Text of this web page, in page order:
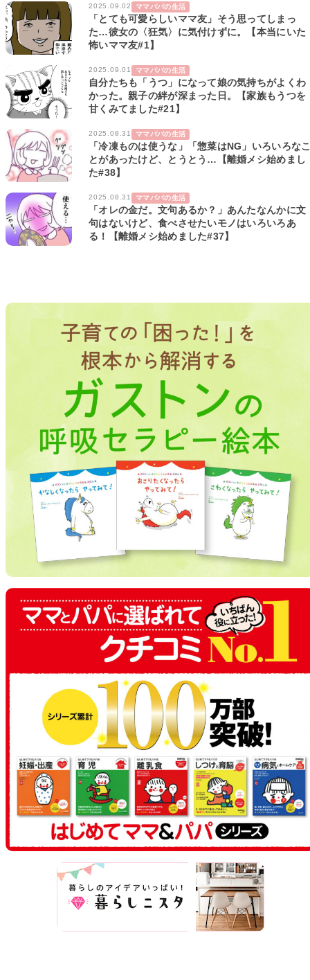
2025.09.02 ママパパの生活
「とても可愛らしいママ友」そう思ってしまっ
た…彼女の〈狂気〉に気付けずに。【本当にいた
怖いママ友#1】
2025.09.01 ママパパの生活
自分たちも「うつ」になって娘の気持ちがよくわ
かった。親子の絆が深まった日。【家族もうつを
甘くみてました#21】
2025.08.31 ママパパの生活
「冷凍ものは使うな」「惣菜はNG」いろいろな
とがあったけど、とうとう…【離婚メシ始めまし
た#38】
2025.08.31 ママパパの生活
「オレの金だ。文句あるか？」あんたなんかに文
句はないけど、食べさせたいモノはいろいろあ
る！【離婚メシ始めました#37】